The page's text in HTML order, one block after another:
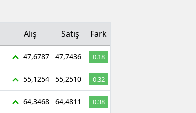
Alış Satış Fark
47,6787 47,7436 0.18
55,1254 55,2510 0.32
64,3468 64,4811
0.38